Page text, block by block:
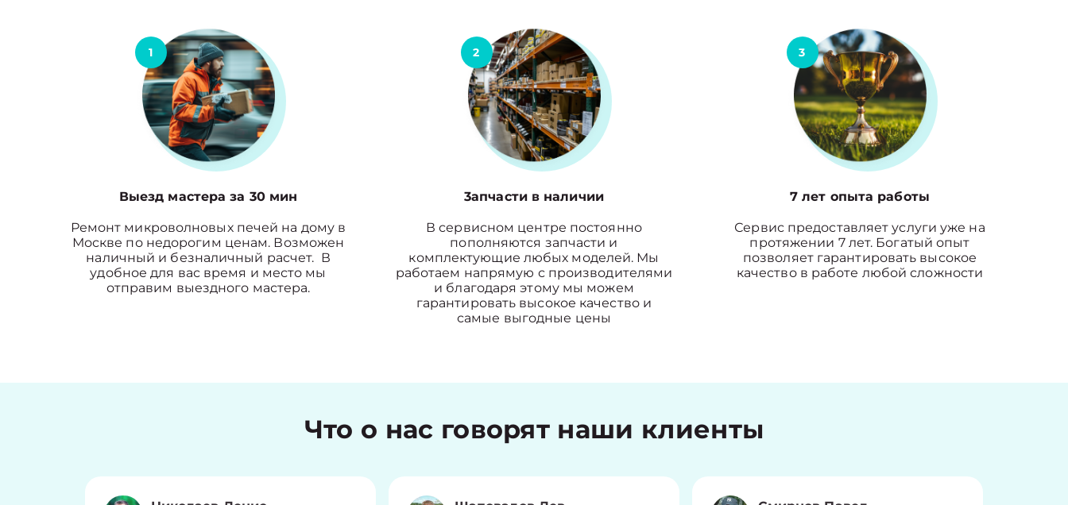
1
Выезд мастера за 30 мин
Ремонт микроволновых печей на дому в
Москве по недорогим ценам. Возможен
наличный и безналичный расчет. В
удобное для вас время и место мы
отправим выездного мастера.
2
3апчасти в наличии
В сервисном центре постоянно
пополняются запчасти и
комплектующие любых моделей. Мы
работаем напрямую с производителями
и благодаря этому мы можем
гарантировать высокое качество и
самые выгодные цены
3
7 лет опыта работы
Сервис предоставляет услуги уже на
протяжении 7 лет. Богатый опыт
позволяет гарантировать высокое
качество в работе любой сложности
Что о нас говорят наши клиенты